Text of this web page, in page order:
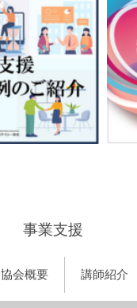
事業支援
協会概要 講師紹介